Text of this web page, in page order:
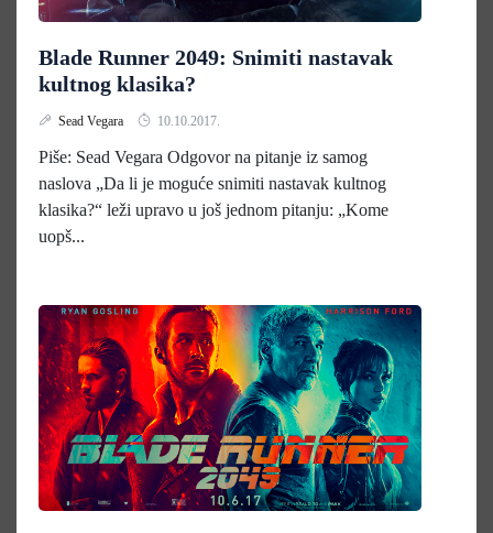
Blade Runner 2049: Snimiti nastavak
kultnog klasika?
Sead Vegara 10.10.2017.
Piše: Sead Vegara Odgovor na pitanje iz samog
naslova „Da li je moguće snimiti nastavak kultnog
klasika?“ leži upravo u još jednom pitanju: „Kome
uopš...